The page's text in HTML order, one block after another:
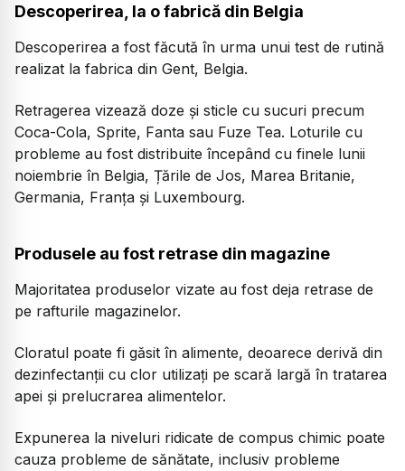
Descoperirea, la o fabrică din Belgia
Descoperirea a fost făcută în urma unui test de rutină
realizat la fabrica din Gent, Belgia.
Retragerea vizează doze și sticle cu sucuri precum
Coca-Cola, Sprite, Fanta sau Fuze Tea. Loturile cu
probleme au fost distribuite începând cu finele lunii
noiembrie în Belgia, Țările de Jos, Marea Britanie,
Germania, Franța și Luxembourg.
Produsele au fost retrase din magazine
Majoritatea produselor vizate au fost deja retrase de
pe rafturile magazinelor.
Cloratul poate fi găsit în alimente, deoarece derivă din
dezinfectanții cu clor utilizați pe scară largă în tratarea
apei și prelucrarea alimentelor.
Expunerea la niveluri ridicate de compus chimic poate
cauza probleme de sănătate, inclusiv probleme